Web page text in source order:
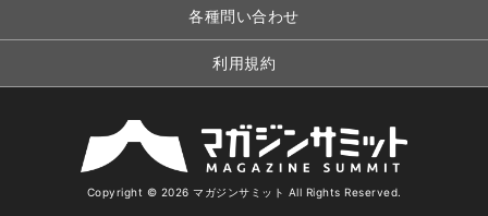
各種問い合わせ
利用規約
Copyright © 2026 マガジンサミット All Rights Reserved.